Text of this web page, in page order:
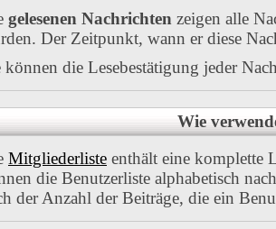
gelesenen Nachrichten zeigen alle
Der Zeitpunkt, wann er diese
können die Lesebestätigung jeder
Wie
Mitgliederliste enthält eine komplette
die Benutzerliste alphabetisch
der Anzahl der Beiträge, die ein